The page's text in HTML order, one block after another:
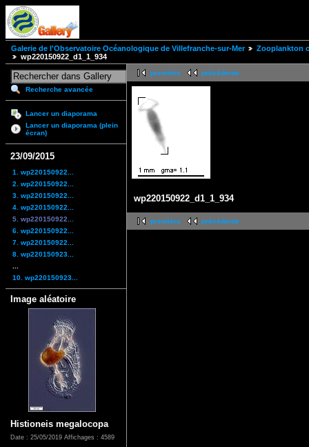
Galerie de l'Observatoire Océanologique de Villefranche-sur-Mer
Zooplankton
wp220150922_d1_1_934
Recherche avancée
Lancer un diaporama
Lancer un diaporama (plein
écran)
23/09/2015
1. wp220150922...
2. wp220150922...
3. wp220150922...
4. wp220150922...
5. wp220150922...
6. wp220150922...
7. wp220150922...
8. wp220150923...
10. wp220150923...
Image aléatoire
Histioneis megalocopa
Date : 25/05/2019 Affichages : 4589
première précédente
wp220150922_d1_1_934
première précédente